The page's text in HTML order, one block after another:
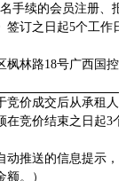
手续的会员注册、报
签订之日起5个工作日
枫林路18号广西国控
竞价成交后从承租人
在竞价结束之日起3个
动推送的信息提示，
。）